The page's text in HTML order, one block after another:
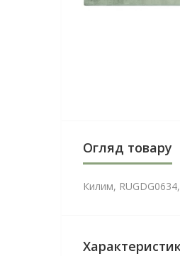
Огляд товару
Килим,